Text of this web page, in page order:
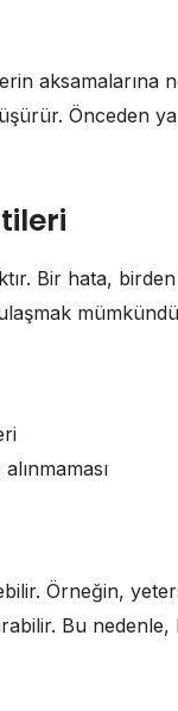
aksamalarına
Önceden
Bir hata,
Örneğin,
Bu